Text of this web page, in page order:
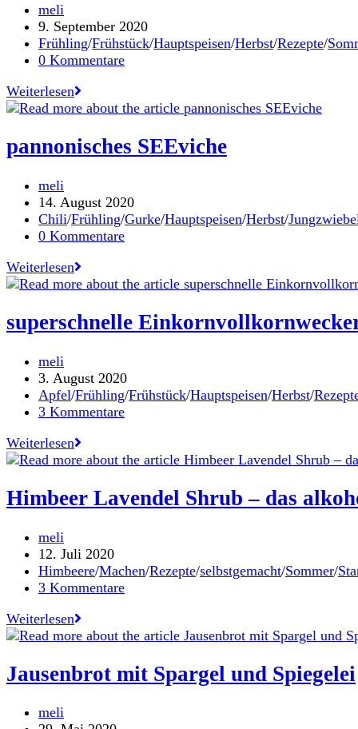
ist
endlich
da!
Beitrags-
Autor:
meli
Beitrag
veröffentlicht:
9. September 2020
Beitrags-
Kategorie:
Frühling/Frühstück/Hauptspeisen/Herbst/Rezepte/
Beitrags-
0 Kommentare
WeiterlesenWandersnack
Kürbiskern-
mit
Ja!
Kürbiskernen
|
Werbung,
Kooperation
pannonisches SEEviche
Beitrags-
Autor:
meli
Beitrag
veröffentlicht:
14. August 2020
Beitrags-
Kategorie:
Chili/Frühling/Gurke/Hauptspeisen/Herbst/
Beitrags-
0 Kommentare
Weiterlesenpannonisches
SEEviche
superschnelle
Beitrags-
Autor:
meli
Beitrag
veröffentlicht:
3. August 2020
Beitrags-
Kategorie:
Apfel/Frühling/Frühstück/Hauptspeisen/Herbst/
Beitrags-
3 Kommentare
Weiterlesensuperschnelle
Einkornvollkornweckerl
Apfel
Himbeer Lavendel Shrub – das
Beitrags-
Autor:
meli
Beitrag
veröffentlicht:
12. Juli 2020
Beitrags-
Kategorie:
Himbeere/Machen/Rezepte/selbstgemacht/Sommer/
Beitrags-
3 Kommentare
WeiterlesenHimbeer
Lavendel
–
das
Jausenbrot mit Spargel und Spiegelei
Beitrags-
meli